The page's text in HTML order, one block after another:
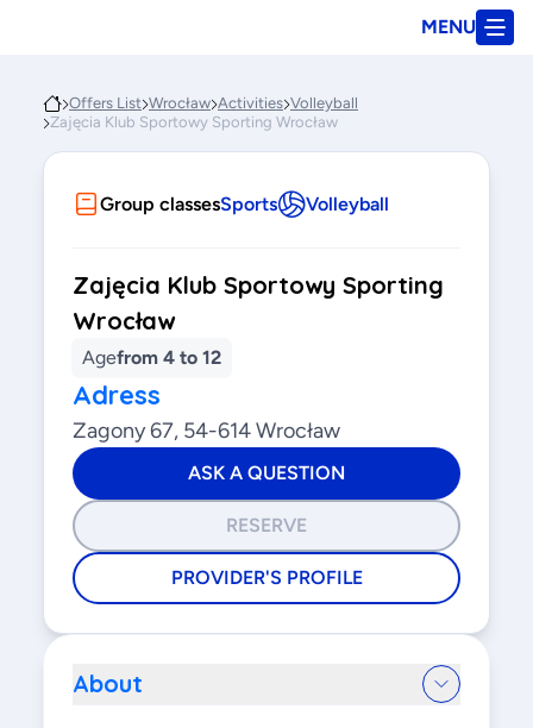
MENU
Offers List Wrocław Activities Volleyball
Zajęcia Klub Sportowy Sporting Wrocław
Group classesSports Volleyball
Zajęcia Klub Sportowy Sporting
Wrocław
Agefrom 4 to 12
Adress
Zagony 67, 54-614 Wrocław
ASK A QUESTION
RESERVE
PROVIDER'S PROFILE
About